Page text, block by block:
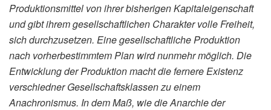
Produktionsmittel von ihrer bisherigen Kapitaleigenschaft
und gibt ihrem gesellschaftlichen Charakter volle Freiheit,
sich durchzusetzen. Eine gesellschaftliche Produktion
nach vorherbestimmtem Plan wird nunmehr möglich. Die
Entwicklung der Produktion macht die fernere Existenz
verschiedner Gesellschaftsklassen zu einem
Anachronismus. In dem Maß, wie die Anarchie der